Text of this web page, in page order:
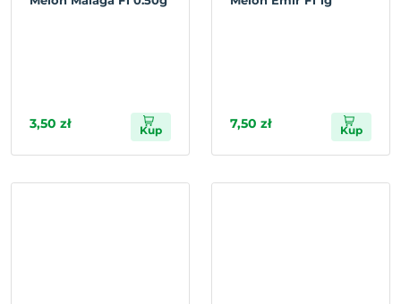
3,50 zł Kup 7,50 zł Kup